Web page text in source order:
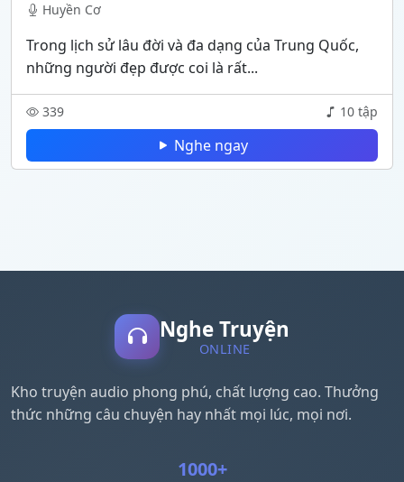
Huyền Cơ
Trong lịch sử lâu đời và đa dạng của Trung Quốc,
những người đẹp được coi là rất...
339 10 tập
Nghe ngay
Nghe Truyện
ONLINE
Kho truyện audio phong phú, chất lượng cao. Thưởng
thức những câu chuyện hay nhất mọi lúc, mọi nơi.
1000+